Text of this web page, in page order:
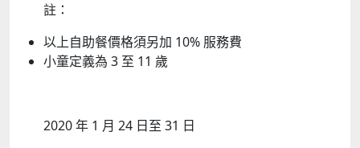
註：
以上自助餐價格須另加 10% 服務費
小童定義為 3 至 11 歲
2020 年 1 月 24 日至 31 日